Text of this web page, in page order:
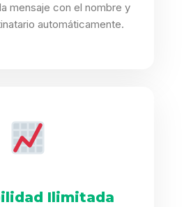
mensaje con el nombre y
automáticamente.
Ilimitada